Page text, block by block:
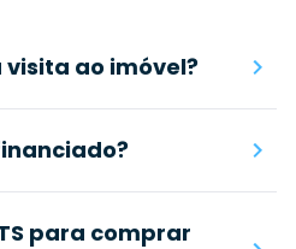
ao imóvel?
para comprar